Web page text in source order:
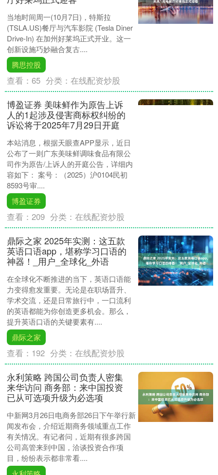
当地时间周一(10月7日)，特斯拉
(TSLA.US)餐厅与汽车影院 (Tesla Diner
Drive-In) 在加州好莱坞正式开业。这一
创新设施巧妙融合复古....
腾思控股
查看：65 分类：在线配资炒股
博盈证券 美味鲜作为原告上诉
人的1起涉及侵害商标权纠纷的
诉讼将于2025年7月29日开庭
本站消息，根据天眼查APP显示，近日
公布了一则广东美味鲜调味食品有限公
司作为原告/上诉人的开庭公告，详细内
容如下： 案号：（2025）沪0104民初
8593号审....
博盈证券
查看：209 分类：在线配资炒股
鼎际之家 2025年实测：这五款
英语口语app，堪称学习口语的
神器！_用户_全球化_外语
在全球化不断推进的当下，英语口语能
力变得愈发重要。无论是在职场晋升、
学术交流，还是日常旅行中，一口流利
的英语都能为你创造更多机会。那么，
提升英语口语的关键要素有....
鼎际之家
查看： 192 分类：在线配资炒股
永利策略 跨国公司负责人密集
来华访问 商务部：来中国投资
已从可选项升级为必选项
中新网3月26日电商务部26日下午举行新
闻发布会，介绍近期商务领域重点工作
有关情况。有记者问，近期有很多跨国
公司高管来到中国，洽谈投资合作项
目，纷纷表示都非常看....